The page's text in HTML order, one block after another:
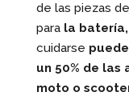
de las piezas
parala batería,
cuidarse
un 50% de
moto o